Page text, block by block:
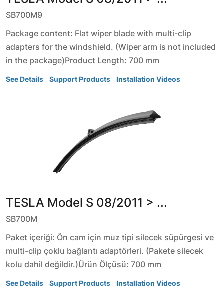
SB700M9
Package content: Flat wiper blade with multi-clip
adapters for the windshield. (Wiper arm is not included
in the package)Product Length: 700 mm
See Details Support Products Installation Videos
TESLA Model S 08/2011 > ...
SB700M
Paket içeriği: Ön cam için muz tipi silecek süpürgesi ve
multi-clip çoklu bağlantı adaptörleri. (Pakete silecek
kolu dahil değildir.)Ürün Ölçüsü: 700 mm
See Details Support Products Installation Videos